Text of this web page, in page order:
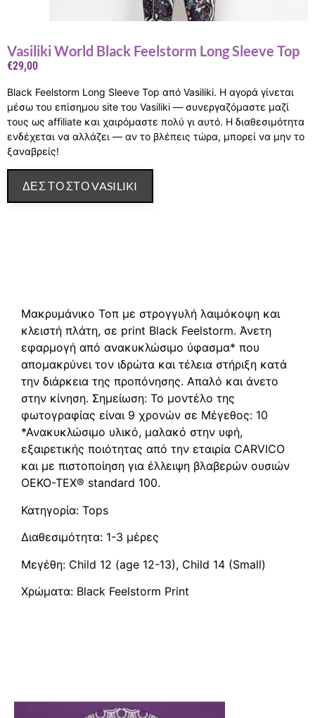
Vasiliki World Black Feelstorm Long Sleeve Top
€29,00
Black Feelstorm Long Sleeve Top από Vasiliki. Η αγορά γίνεται
μέσω του επίσημου site του Vasiliki — συνεργαζόμαστε μαζί
τους ως affiliate και χαιρόμαστε πολύ γι αυτό. Η διαθεσιμότητα
ενδέχεται να αλλάζει — αν το βλέπεις τώρα, μπορεί να μην το
ξαναβρείς!
ΔΕΣ ΤΟ ΣΤΟ VASILIKI
Μακρυμάνικο Τοπ με στρογγυλή λαιμόκοψη και
κλειστή πλάτη, σε print Black Feelstorm. Άνετη
εφαρμογή από ανακυκλώσιμο ύφασμα* που
απομακρύνει τον ιδρώτα και τέλεια στήριξη κατά
την διάρκεια της προπόνησης. Απαλό και άνετο
στην κίνηση. Σημείωση: Το μοντέλο της
φωτογραφίας είναι 9 χρονών σε Μέγεθος: 10
*Ανακυκλώσιμο υλικό, μαλακό στην υφή,
εξαιρετικής ποιότητας από την εταιρία CARVICO
και με πιστοποίηση για έλλειψη βλαβερών ουσιών
OEKO-TEX® standard 100.
Κατηγορία: Tops
Διαθεσιμότητα: 1-3 μέρες
Μεγέθη: Child 12 (age 12-13), Child 14 (Small)
Χρώματα: Black Feelstorm Print